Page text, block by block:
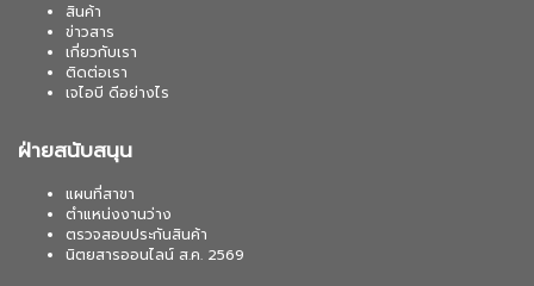
สินค้า
ข่าวสาร
เกี่ยวกับเรา
ติดต่อเรา
เจไอบี ดีอย่างไร
ฝ่ายสนับสนุน
แผนที่สาขา
ตำแหน่งงานว่าง
ตรวจสอบประกันสินค้า
นิตยสารออนไลน์ ส.ค. 2569